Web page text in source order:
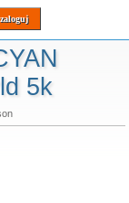
5k